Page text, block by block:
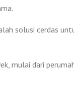
solusi cerdas
mulai dari